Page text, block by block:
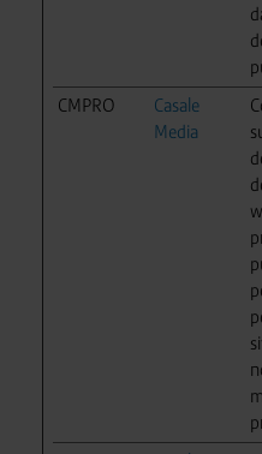
CMPRO
Casale
Media